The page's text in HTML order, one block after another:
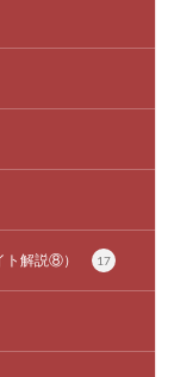
ト解説⑧） 17